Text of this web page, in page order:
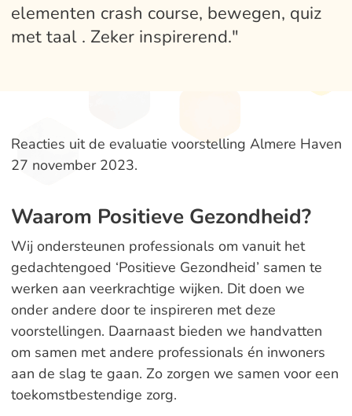
elementen crash course, bewegen, quiz
met taal . Zeker inspirerend."
Reacties uit de evaluatie voorstelling Almere Haven
27 november 2023.
Waarom Positieve Gezondheid?
Wij ondersteunen professionals om vanuit het
gedachtengoed ‘Positieve Gezondheid’ samen te
werken aan veerkrachtige wijken. Dit doen we
onder andere door te inspireren met deze
voorstellingen. Daarnaast bieden we handvatten
om samen met andere professionals én inwoners
aan de slag te gaan. Zo zorgen we samen voor een
toekomstbestendige zorg.